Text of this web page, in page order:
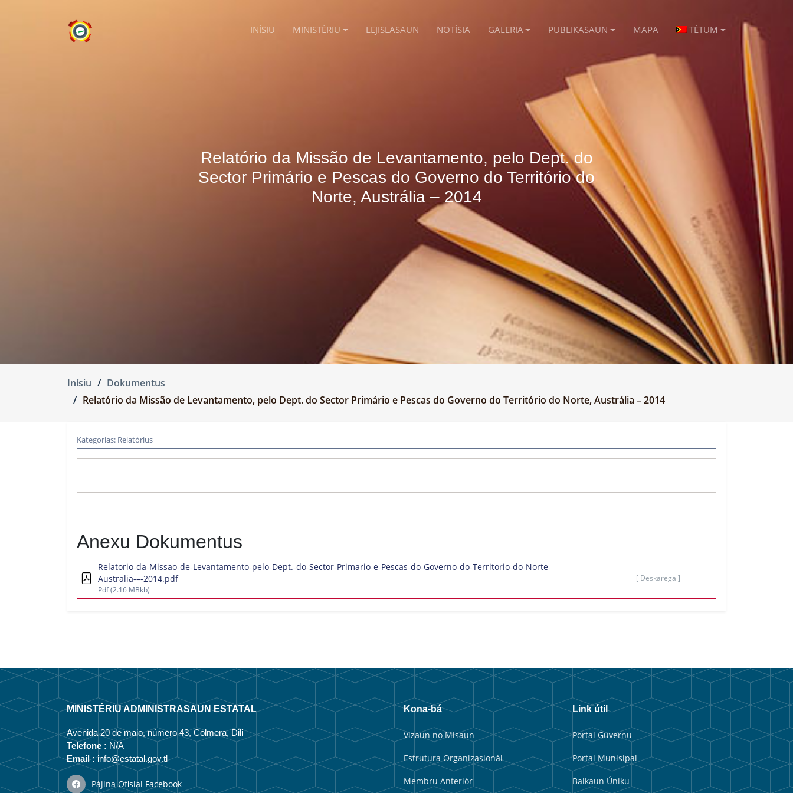
INÍSIU MINISTÉRIU LEJISLASAUN NOTÍSIA GALERIA PUBLIKASAUN MAPA TÉTUM
Relatório da Missão de Levantamento, pelo Dept. do
Sector Primário e Pescas do Governo do Território do
Norte, Austrália – 2014
Inísiu
Dokumentus
Relatório da Missão de Levantamento, pelo Dept. do Sector Primário e Pescas do Governo do Território do Norte, Austrália – 2014
Kategorias: Relatórius
Anexu Dokumentus
Relatorio-da-Missao-de-Levantamento-pelo-Dept.-do-Sector-Primario-e-Pescas-do-Governo-do-Territorio-do-Norte-
Australia-–-2014.pdf
Pdf(2.16 MBkb)
[ Deskarega ]
MINISTÉRIU ADMINISTRASAUN ESTATAL
Avenida 20 de maio, número 43, Colmera, Dili
Telefone : N/A
Email :info@estatal.gov.tl
Pájina Ofisial Facebook
Kona-bá
Vizaun no Misaun
Estrutura Organizasionál
Membru Anteriór
Link útil
Portal Guvernu
Portal Munisipal
Balkaun Úniku